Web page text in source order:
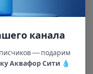
15 000 л*
мин* *
°C: +5...+75
канала
— подарим
Аквафор Сити 💧